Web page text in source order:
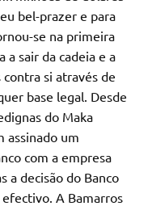
bel-prazer e para
se na primeira
a sair da cadeia e a
si através de
base legal. Desde
do Maka
assinado um
com a empresa
a decisão do Banco
A Bamarros